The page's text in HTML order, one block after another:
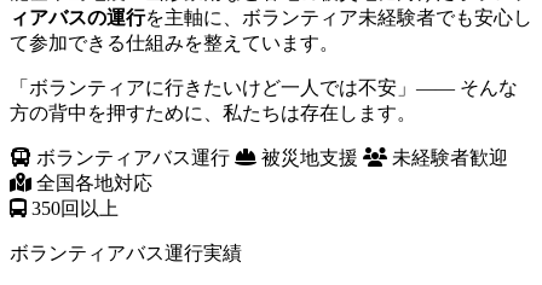
ィアバスの運行を主軸に、ボランティア未経験者でも安心し
て参加できる仕組みを整えています。
「ボランティアに行きたいけど一人では不安」—— そんな
方の背中を押すために、私たちは存在します。
ボランティアバス運行 被災地支援
未経験者歓迎
全国各地対応
350回以上
ボランティアバス運行実績